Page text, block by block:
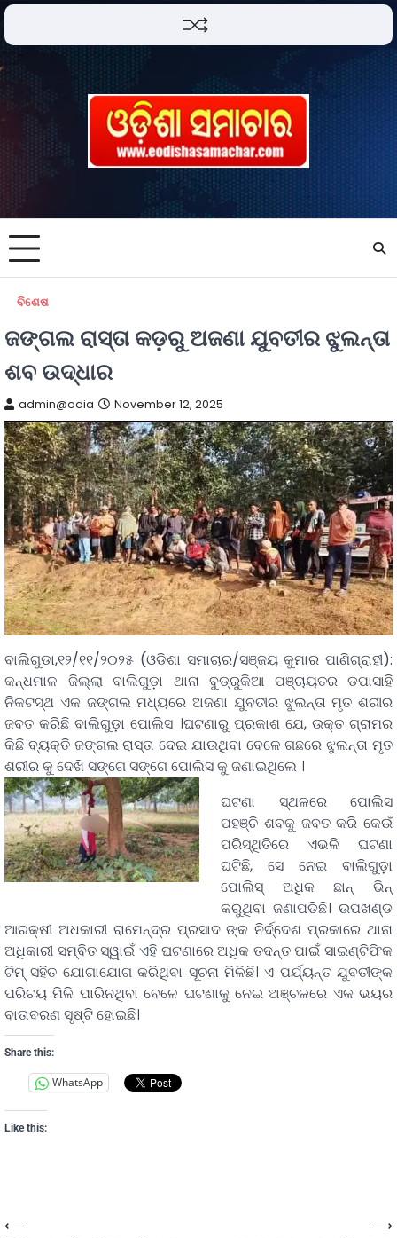
ବିଶେଷ
ଜଙ୍ଗଲ ରାସ୍ତା କଡ଼ରୁ ଅଜଣା ଯୁବତୀର ଝୁଲନ୍ତା
ଶବ ଉଦ୍ଧାର
admin@odia November 12, 2025
ବାଲିଗୁଡା,୧୨/୧୧/୨୦୨୫ (ଓଡିଶା ସମାଚାର/ସଞ୍ଜୟ କୁମାର ପାଣିଗ୍ରାହୀ):
କନ୍ଧମାଳ ଜିଲ୍ଲା ବାଲିଗୁଡ଼ା ଥାନା ବୁଡ୍ରୁକିଆ ପଞ୍ଚାୟତର ଡପାସାହି
ନିକଟସ୍ଥ ଏକ ଜଙ୍ଗଲ ମଧ୍ୟରେ ଅଜଣା ଯୁବତୀର ଝୁଲନ୍ତା ମୃତ ଶରୀର
ଜବତ କରିଛି ବାଲିଗୁଡ଼ା ପୋଲିସ ।ଘଟଣାରୁ ପ୍ରକାଶ ଯେ, ଉକ୍ତ ଗ୍ରାମର
କିଛି ବ୍ୟକ୍ତି ଜଙ୍ଗଲ ରାସ୍ତା ଦେଇ ଯାଉଥିବା ବେଳେ ଗଛରେ ଝୁଲନ୍ତା ମୃତ
ଶରୀର କୁ ଦେଖି ସଙ୍ଗେ ସଙ୍ଗେ ପୋଲିସ କୁ ଜଣାଇଥିଲେ ।
ଘଟଣା ସ୍ଥଳରେ ପୋଲିସ
ପହଞ୍ଚି ଶବକୁ ଜବତ କରି କେଉଁ
ପରିସ୍ଥିତିରେ ଏଭଳି ଘଟଣା
ଘଟିଛି, ସେ ନେଇ ବାଲିଗୁଡ଼ା
ପୋଲିସ୍ ଅଧିକ ଛାନ୍ ଭିନ୍
କରୁଥିବା ଜଣାପଡିଛି। ଉପଖଣ୍ଡ
ଆରକ୍ଷୀ ଅଧକାରୀ ରାମେନ୍ଦ୍ର ପ୍ରସାଦ ଙ୍କ ନିର୍ଦ୍ଦେଶ ପ୍ରକାରେ ଥାନା
ଅଧିକାରୀ ସମ୍ବିତ ସ୍ୱାଇଁ ଏହି ଘଟଣାରେ ଅଧିକ ତଦନ୍ତ ପାଇଁ ସାଇଣ୍ଟିଫିକ
ଟିମ୍ ସହିତ ଯୋଗାଯୋଗ କରିଥିବା ସୂଚନା ମିଳିଛି। ଏ ପର୍ଯ୍ୟନ୍ତ ଯୁବତୀଙ୍କ
ପରିଚୟ ମିଳି ପାରିନଥିବା ବେଳେ ଘଟଣାକୁ ନେଇ ଅଞ୍ଚଳରେ ଏକ ଭୟର
ବାତାବରଣ ସୃଷ୍ଟି ହୋଇଛି।
Share this:
WhatsApp
Like this:
⟵
⟶